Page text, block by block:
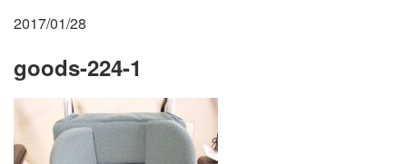
(宿泊)
施設・料金
2017/01/28
goods-224-1